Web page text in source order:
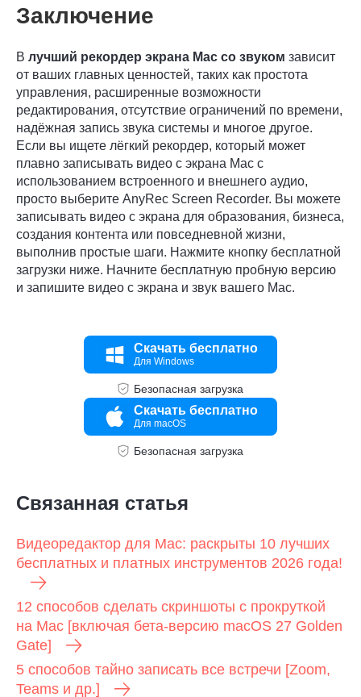
Заключение
В лучший рекордер экрана Mac со звуком зависит
от ваших главных ценностей, таких как простота
управления, расширенные возможности
редактирования, отсутствие ограничений по времени,
надёжная запись звука системы и многое другое.
Если вы ищете лёгкий рекордер, который может
плавно записывать видео с экрана Mac с
использованием встроенного и внешнего аудио,
просто выберите AnyRec Screen Recorder. Вы можете
записывать видео с экрана для образования, бизнеса,
создания контента или повседневной жизни,
выполнив простые шаги. Нажмите кнопку бесплатной
загрузки ниже. Начните бесплатную пробную версию
и запишите видео с экрана и звук вашего Mac.
Скачать бесплатно
Для Windows
Безопасная загрузка
Скачать бесплатно
Для macOS
Безопасная загрузка
Связанная статья
Видеоредактор для Mac: раскрыты 10 лучших
бесплатных и платных инструментов 2026 года!
12 способов сделать скриншоты с прокруткой
на Mac [включая бета-версию macOS 27 Golden
Gate]
5 способов тайно записать все встречи [Zoom,
Teams и др.]